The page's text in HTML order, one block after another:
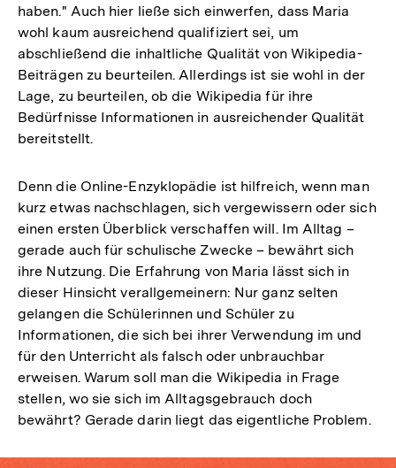
haben." Auch hier ließe sich einwerfen, dass Maria
wohl kaum ausreichend qualifiziert sei, um
abschließend die inhaltliche Qualität von Wikipedia-
Beiträgen zu beurteilen. Allerdings ist sie wohl in der
Lage, zu beurteilen, ob die Wikipedia für ihre
Bedürfnisse Informationen in ausreichender Qualität
bereitstellt.
Denn die Online-Enzyklopädie ist hilfreich, wenn man
kurz etwas nachschlagen, sich vergewissern oder sich
einen ersten Überblick verschaffen will. Im Alltag –
gerade auch für schulische Zwecke – bewährt sich
ihre Nutzung. Die Erfahrung von Maria lässt sich in
dieser Hinsicht verallgemeinern: Nur ganz selten
gelangen die Schülerinnen und Schüler zu
Informationen, die sich bei ihrer Verwendung im und
für den Unterricht als falsch oder unbrauchbar
erweisen. Warum soll man die Wikipedia in Frage
stellen, wo sie sich im Alltagsgebrauch doch
bewährt? Gerade darin liegt das eigentliche Problem.